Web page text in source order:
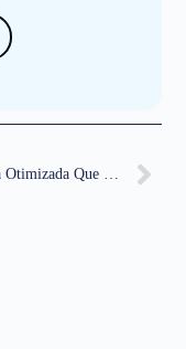
A Jornada Otimizada Que Revoluciona Pagamentos No E-Commerce